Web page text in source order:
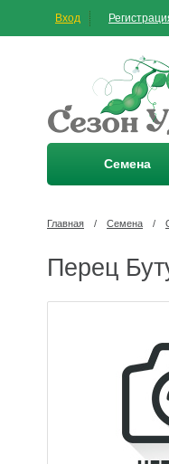
Вход
Семена
Главная / Семена /
Перец